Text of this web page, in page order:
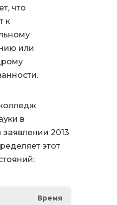
что
к
или
в
2013
этот
Время